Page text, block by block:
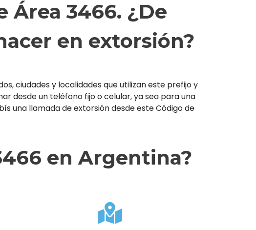
Área 3466. ¿De
en extorsión?
ciudades y localidades que utilizan este prefijo y
desde un teléfono fijo o celular, ya sea para una
una llamada de extorsión desde este Código de
en Argentina?